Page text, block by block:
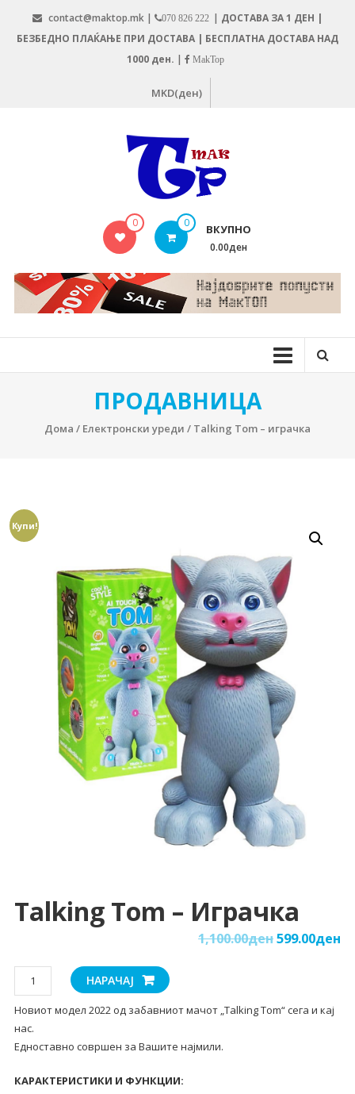
content
contact@maktop.mk | 070 826 222 | ДОСТАВА ЗА 1 ДЕН |
БЕЗБЕДНО ПЛАЌАЊЕ ПРИ ДОСТАВА | БЕСПЛАТНА ДОСТАВА НАД
1000 ден. | MakTop
MKD(ден)
MAKTOP.MK
0 0 ВКУПНО
0.00ден
ПРОДАВНИЦА
Дома / Електронски уреди / Talking Tom – играчка
Купи!
Talking Tom – Играчка
1,100.00ден599.00ден
Talking
Tom
-
играчка
количина
НАРАЧАЈ
Новиот модел 2022 од забавниот мачот „Talking Tom“ сега и кај
нас.
Едноставно совршен за Вашите најмили.
КАРАКТЕРИСТИКИ И ФУНКЦИИ: